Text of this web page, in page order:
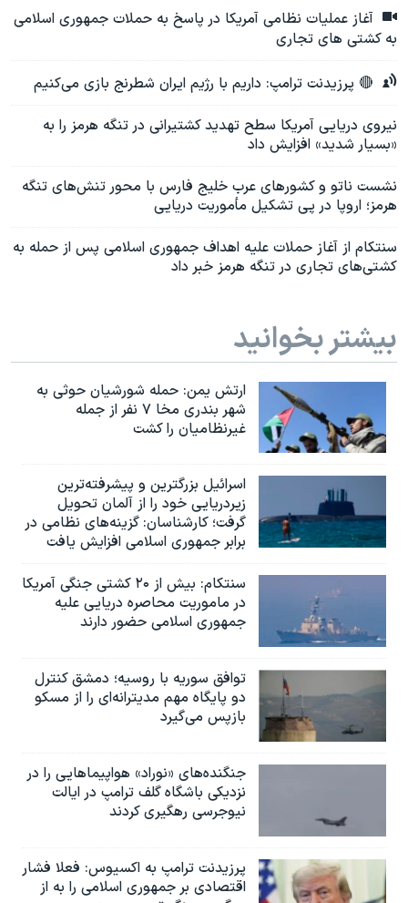
آغاز عملیات نظامی آمریکا در پاسخ به حملات جمهوری اسلامی
به کشتی های تجاری
🔴 پرزیدنت ترامپ: داریم با رژیم ایران شطرنج بازی می‌کنیم
نیروی دریایی آمریکا سطح تهدید کشتیرانی در تنگه هرمز را به
«بسیار شدید» افزایش داد
نشست ناتو و کشورهای عرب خلیج فارس با محور تنش‌های تنگه
هرمز؛ اروپا در پی تشکیل مأموریت دریایی
سنتکام از آغاز حملات علیه اهداف جمهوری اسلامی پس از حمله به
کشتی‌های تجاری در تنگه هرمز خبر داد
بیشتر بخوانید
ارتش یمن: حمله شورشیان حوثی به
شهر بندری مخا ۷ نفر از جمله
غیرنظامیان را کشت
اسرائيل بزرگترین و پیشرفته‌ترین
زیردریایی خود را از آلمان تحویل
گرفت؛ کارشناسان: گزینه‌های نظامی در
برابر جمهوری اسلامی افزایش یافت
سنتکام: بیش از ۲۰ کشتی جنگی آمریکا
در ماموریت محاصره دریایی علیه
جمهوری اسلامی حضور دارند
توافق سوریه با روسیه؛ دمشق کنترل
دو پایگاه مهم مدیترانه‌ای را از مسکو
بازپس می‌گیرد
جنگنده‌های «نوراد» هواپیماهایی را در
نزدیکی باشگاه گلف ترامپ در ایالت
نیوجرسی رهگیری کردند
پرزیدنت ترامپ به اکسیوس: فعلا فشار
اقتصادی بر جمهوری اسلامی را به از